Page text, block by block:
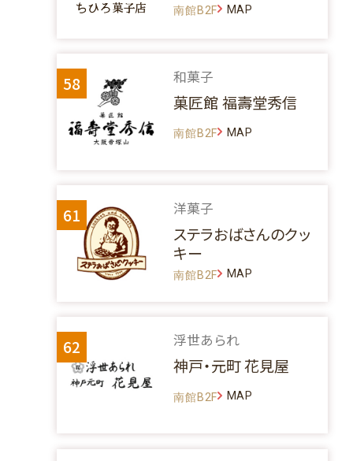
南館B2F MAP
58 和菓子
菓匠館 福壽堂秀信
南館B2F MAP
61 洋菓子
ステラおばさんのクッ
キー
南館B2F MAP
62 浮世あられ
神戸・元町 花見屋
南館B2F MAP